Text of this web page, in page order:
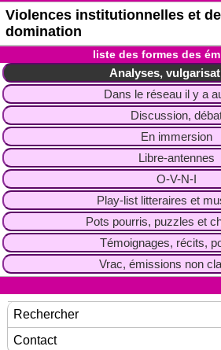
Violences institutionnelles et
domination
liste des formes des
Analyses,
Dans le réseau il y a
Discussion,
En immersion
Libre-antennes
O-V-N-I
Play-list litteraires et
Pots pourris, puzzles et
Témoignages, récits,
Vrac, émissions non
Rechercher
Contact